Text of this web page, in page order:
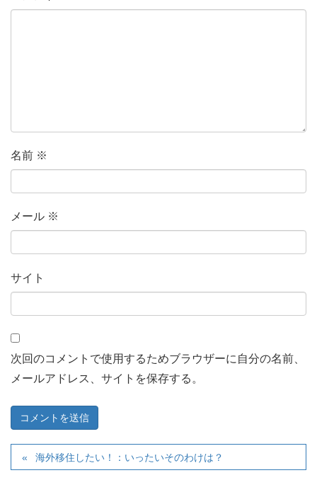
名前 ※
メール ※
サイト
次回のコメントで使用するためブラウザーに自分の名前、
メールアドレス、サイトを保存する。
海外移住したい！：いったいそのわけは？